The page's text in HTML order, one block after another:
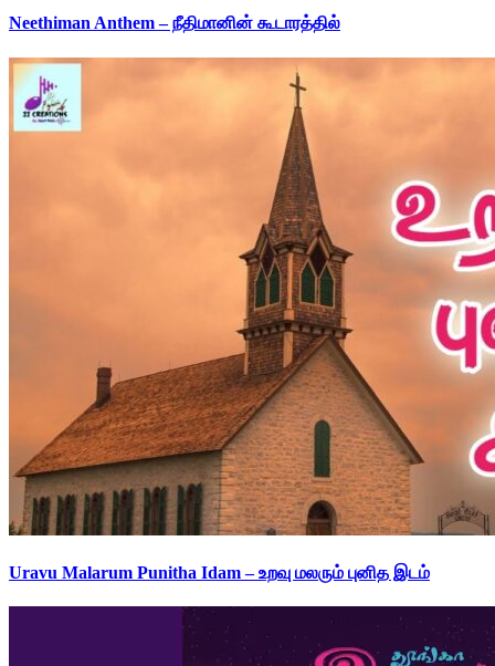
Neethiman Anthem – நீதிமானின் கூடாரத்தில்
Uravu Malarum Punitha Idam – உறவு மலரும் புனித இடம்